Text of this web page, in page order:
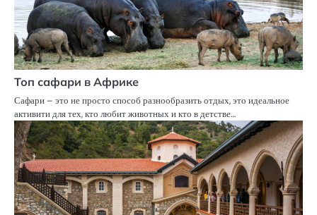
Топ сафари в Африке
Сафари – это не просто способ разнообразить отдых, это идеальное
активити для тех, кто любит животных и кто в детстве…